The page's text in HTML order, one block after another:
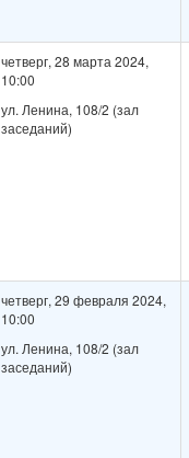
четверг, 28 марта 2024,
10:00
ул. Ленина, 108/2 (зал
заседаний)
четверг, 29 февраля 2024,
10:00
ул. Ленина, 108/2 (зал
заседаний)